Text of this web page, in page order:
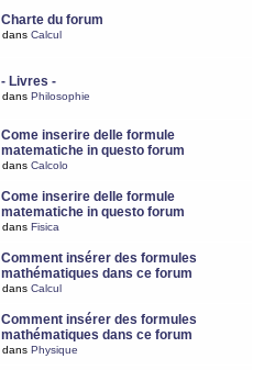
Charte du forum
dans Calcul
- Livres -
dans Philosophie
Come inserire delle formule
matematiche in questo forum
dans Calcolo
Come inserire delle formule
matematiche in questo forum
dans Fisica
Comment insérer des formules
mathématiques dans ce forum
dans Calcul
Comment insérer des formules
mathématiques dans ce forum
dans Physique